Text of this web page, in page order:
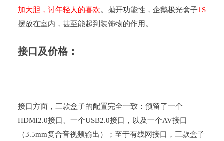
加大胆，讨年轻人的喜欢。抛开功能性，企鹅极光盒子1S
摆放在室内，甚至能起到装饰物的作用。
接口及价格：
接口方面，三款盒子的配置完全一致：预留了一个
HDMI2.0接口、一个USB2.0接口，以及一个AV接口
（3.5mm复合音视频输出）；至于有线网接口，三款盒子